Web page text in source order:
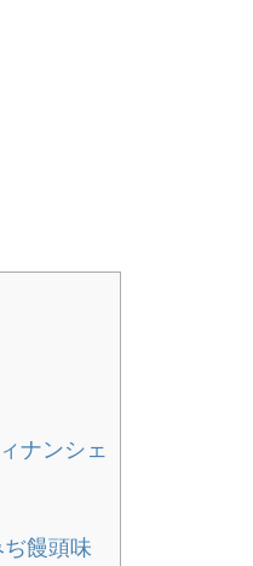
ナンシェ
饅頭味